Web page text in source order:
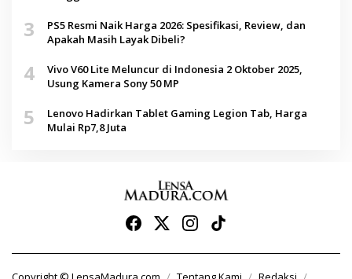
3
PS5 Resmi Naik Harga 2026: Spesifikasi, Review, dan
Apakah Masih Layak Dibeli?
4
Vivo V60 Lite Meluncur di Indonesia 2 Oktober 2025,
Usung Kamera Sony 50 MP
5
Lenovo Hadirkan Tablet Gaming Legion Tab, Harga
Mulai Rp7,8 Juta